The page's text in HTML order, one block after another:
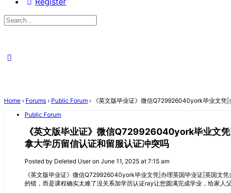
Search
for:
Home › Forums › Public Forum ›
《英文版毕业证》微信Q729926040york毕业文
Public Forum
《英文版毕业证》微信Q729926040york毕业文
拿大学历留信认证和留服认证冲突吗
Posted by Deleted User on June 11, 2025 at 7:15 am
《英文版毕业证》微信Q729926040york毕业文凭|办理英国毕业证|英国文
的错，而是课程确实太难了没关系加学历认证ray让您圆满完成学业，给家人